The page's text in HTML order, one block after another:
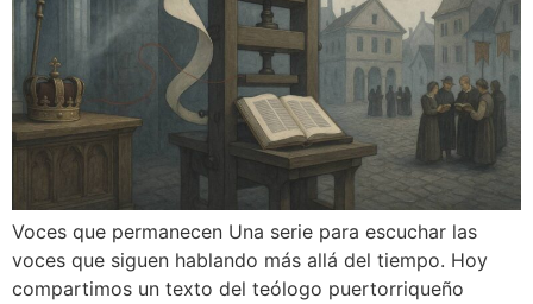
Voces que permanecen Una serie para escuchar las
voces que siguen hablando más allá del tiempo. Hoy
compartimos un texto del teólogo puertorriqueño